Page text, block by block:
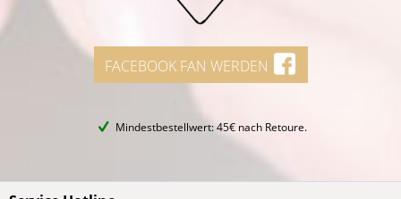
FACEBOOK FAN WERDEN
Mindestbestellwert: 45€ nach Retoure.